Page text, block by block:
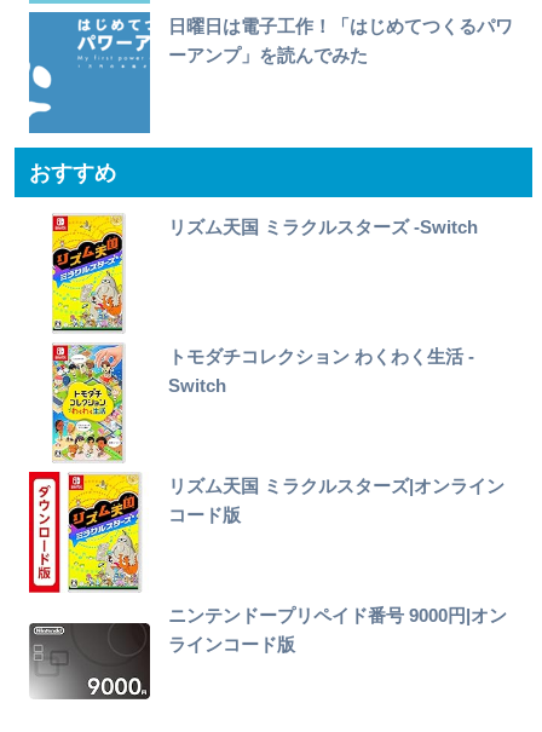
日曜日は電子工作！「はじめてつくるパワ
ーアンプ」を読んでみた
おすすめ
リズム天国 ミラクルスターズ -Switch
トモダチコレクション わくわく生活 -
Switch
リズム天国 ミラクルスターズ|オンライン
コード版
ニンテンドープリペイド番号 9000円|オン
ラインコード版